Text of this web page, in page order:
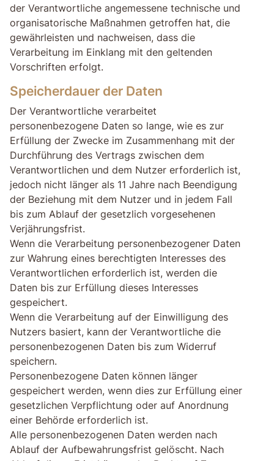
der Verantwortliche angemessene technische und
organisatorische Maßnahmen getroffen hat, die
gewährleisten und nachweisen, dass die
Verarbeitung im Einklang mit den geltenden
Vorschriften erfolgt.
Speicherdauer der Daten
Der Verantwortliche verarbeitet
personenbezogene Daten so lange, wie es zur
Erfüllung der Zwecke im Zusammenhang mit der
Durchführung des Vertrags zwischen dem
Verantwortlichen und dem Nutzer erforderlich ist,
jedoch nicht länger als 11 Jahre nach Beendigung
der Beziehung mit dem Nutzer und in jedem Fall
bis zum Ablauf der gesetzlich vorgesehenen
Verjährungsfrist.
Wenn die Verarbeitung personenbezogener Daten
zur Wahrung eines berechtigten Interesses des
Verantwortlichen erforderlich ist, werden die
Daten bis zur Erfüllung dieses Interesses
gespeichert.
Wenn die Verarbeitung auf der Einwilligung des
Nutzers basiert, kann der Verantwortliche die
personenbezogenen Daten bis zum Widerruf
speichern.
Personenbezogene Daten können länger
gespeichert werden, wenn dies zur Erfüllung einer
gesetzlichen Verpflichtung oder auf Anordnung
einer Behörde erforderlich ist.
Alle personenbezogenen Daten werden nach
Ablauf der Aufbewahrungsfrist gelöscht. Nach